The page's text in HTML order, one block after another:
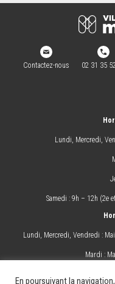
Contactez-nous 02 31 35
Lundi, Mercredi,
Samedi : 9h – 12h (2e
Lundi, Mercredi, Vendredi :
Mardi :
En poursuivant la